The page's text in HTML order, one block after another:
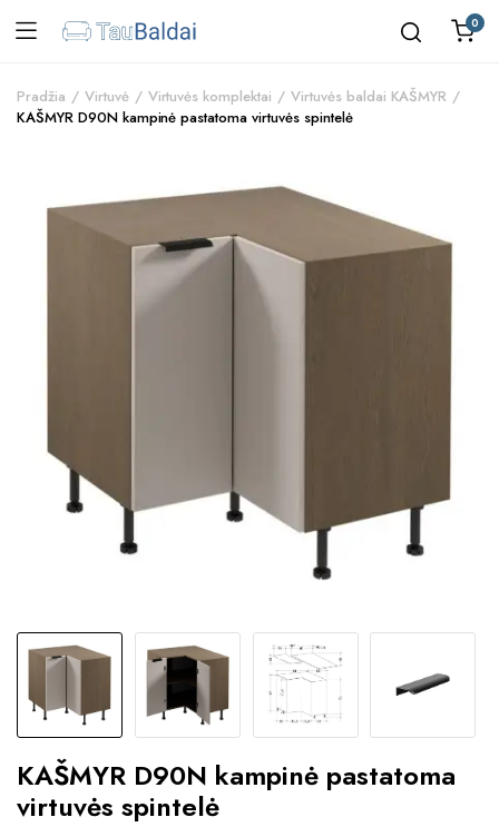
0
Pradžia Virtuvė Virtuvės komplektai
Virtuvės baldai KAŠMYR
KAŠMYR D90N kampinė pastatoma virtuvės spintelė
KAŠMYR D90N kampinė pastatoma
virtuvės spintelė